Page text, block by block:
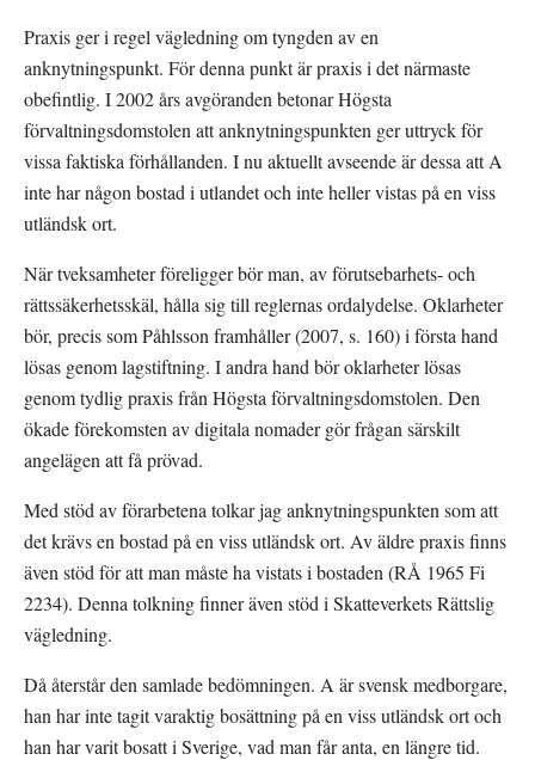
Praxis ger i regel vägledning om tyngden av en
anknytningspunkt. För denna punkt är praxis i det närmaste
obefintlig. I 2002 års avgöranden betonar Högsta
förvaltningsdomstolen att anknytningspunkten ger uttryck för
vissa faktiska förhållanden. I nu aktuellt avseende är dessa att A
inte har någon bostad i utlandet och inte heller vistas på en viss
utländsk ort.
När tveksamheter föreligger bör man, av förutsebarhets- och
rättssäkerhetsskäl, hålla sig till reglernas ordalydelse. Oklarheter
bör, precis som Påhlsson framhåller (2007, s. 160) i första hand
lösas genom lagstiftning. I andra hand bör oklarheter lösas
genom tydlig praxis från Högsta förvaltningsdomstolen. Den
ökade förekomsten av digitala nomader gör frågan särskilt
angelägen att få prövad.
Med stöd av förarbetena tolkar jag anknytningspunkten som att
det krävs en bostad på en viss utländsk ort. Av äldre praxis finns
även stöd för att man måste ha vistats i bostaden (RÅ 1965 Fi
2234). Denna tolkning finner även stöd i Skatteverkets Rättslig
vägledning.
Då återstår den samlade bedömningen. A är svensk medborgare,
han har inte tagit varaktig bosättning på en viss utländsk ort och
han har varit bosatt i Sverige, vad man får anta, en längre tid.